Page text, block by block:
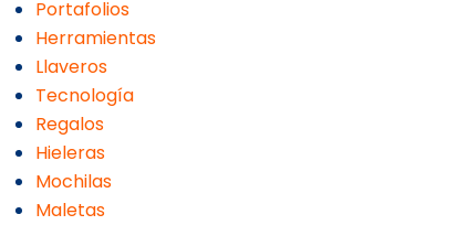
Portafolios
Herramientas
Llaveros
Tecnología
Regalos
Hieleras
Mochilas
Maletas